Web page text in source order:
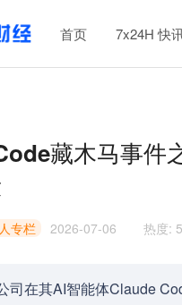
首页 7x24H 快
藏木马事件
专栏 2026-07-06 热度:
司在其AI智能体Claude